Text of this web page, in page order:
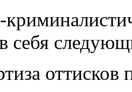
себя